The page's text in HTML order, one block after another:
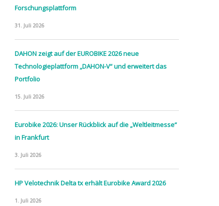
Forschungsplattform
31. Juli 2026
DAHON zeigt auf der EUROBIKE 2026 neue
Technologieplattform „DAHON-V“ und erweitert das
Portfolio
15. Juli 2026
Eurobike 2026: Unser Rückblick auf die „Weltleitmesse“
in Frankfurt
3. Juli 2026
HP Velotechnik Delta tx erhält Eurobike Award 2026
1. Juli 2026